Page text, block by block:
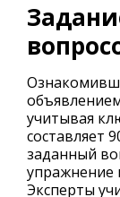
учитывая
составляет
заданный
упражнение
Эксперты